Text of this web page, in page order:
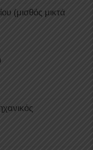
(μισθός μικτά